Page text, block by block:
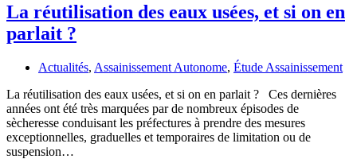
La réutilisation des eaux usées, et si on en
parlait ?
Actualités, Assainissement Autonome, Étude Assainissement
La réutilisation des eaux usées, et si on en parlait ? Ces dernières
années ont été très marquées par de nombreux épisodes de
sècheresse conduisant les préfectures à prendre des mesures
exceptionnelles, graduelles et temporaires de limitation ou de
suspension…